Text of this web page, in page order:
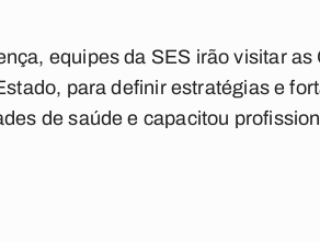
equipes da SES irão visitar
para definir estratégias e
de saúde e capacitou